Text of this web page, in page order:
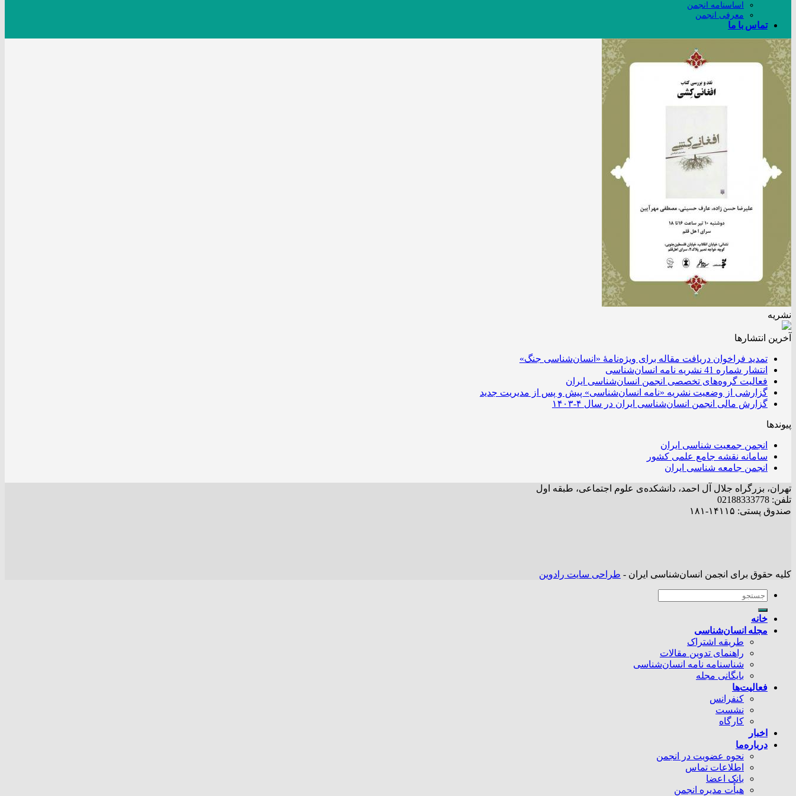
اساسنامه انجمن
معرفی انجمن
تماس با ما
نشریه
آخرین انتشار‌ها
تمدید فراخوان دریافت مقاله برای ویژه‌نامۀ «انسان‌شناسی جنگ»
انتشار شماره 41 نشریه نامه انسان‌شناسی
فعالیت گروه‌های تخصصی انجمن انسان‌شناسی ایران
گزارشی از وضعیت نشریه «نامه انسان‌شناسی» پیش و پس از مدیریت جدید
گزارش مالی انجمن انسان‌شناسی ایران در سال ۴-۱۴۰۳
پیوندها
انجمن جمعیت شناسی ایران
سامانه نقشه جامع علمی کشور
انجمن جامعه شناسی ایران
تهران، بزرگراه جلال آل احمد، دانشکده‌ی علوم اجتماعی، طبقه اول
تلفن: 02188333778
صندوق پستی: ۱۴۱۱۵-۱۸۱
کلیه حقوق برای انجمن انسان‌شناسی ایران - طراحی سایت رادوین
خانه
مجله انسان‌شناسی
طریقه اشتراک
راهنمای تدوین مقالات
شناسنامه نامه انسان‌شناسی
بایگانی مجله
فعالیت‌ها
کنفرانس
نشست
کارگاه
اخبار
درباره‌ما
نحوه عضویت در انجمن
اطلاعات تماس
بانک اعضا
هیأت مدیره انجمن